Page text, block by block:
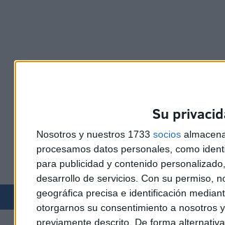
Su
Nosotros y nuestros 1733 socios
procesamos datos personales, como
para publicidad y contenido
desarrollo de servicios. Con su permiso,
geográfica precisa e identificación
otorgarnos su consentimiento a nosotros
previamente descrito. De forma